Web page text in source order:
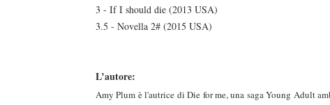
3 - If I should die (2013 USA)
3.5 - Novella 2# (2015 USA)
L’autore:
Amy Plum è l'autrice di Die for me, una saga Young Adult